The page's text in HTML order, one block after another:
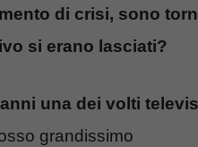
di crisi, sono
si erano lasciati?
una dei volti
grandissimo